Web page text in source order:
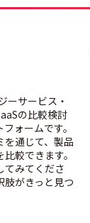
ーサービス・
の比較検討
ォームです。
を通じて、製品
較できます。
てみてくださ
肢がきっと見つ